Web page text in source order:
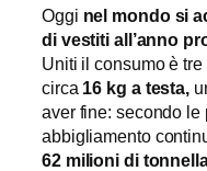
Oggi nel mondo si
di vestiti all’anno
Uniti il consumo è
circa 16 kg a testa,
aver fine: secondo
abbigliamento
62 milioni di